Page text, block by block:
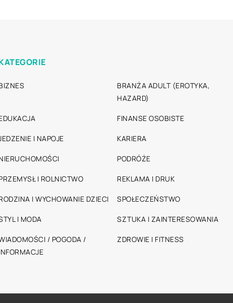
BRANŻA ADULT (EROTYKA,
HAZARD)
FINANSE OSOBISTE
I NAPOJE KARIERA
PODRÓŻE
I ROLNICTWO REKLAMA I DRUK
I WYCHOWANIE DZIECI SPOŁECZEŃSTWO
I MODA SZTUKA I ZAINTERESOWANIA
/ POGODA /
ZDROWIE I FITNESS